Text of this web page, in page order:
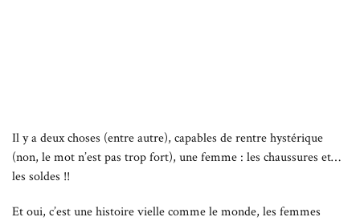
Il y a deux choses (entre autre), capables de rentre hystérique
(non, le mot n’est pas trop fort), une femme : les chaussures et…
les soldes !!
Et oui, c’est une histoire vielle comme le monde, les femmes